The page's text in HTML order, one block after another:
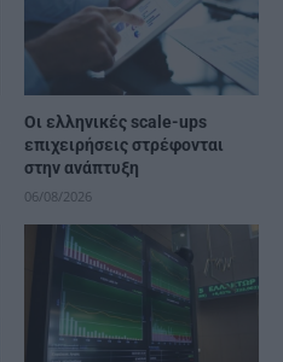
Οι ελληνικές scale-ups
επιχειρήσεις στρέφονται
στην ανάπτυξη
06/08/2026